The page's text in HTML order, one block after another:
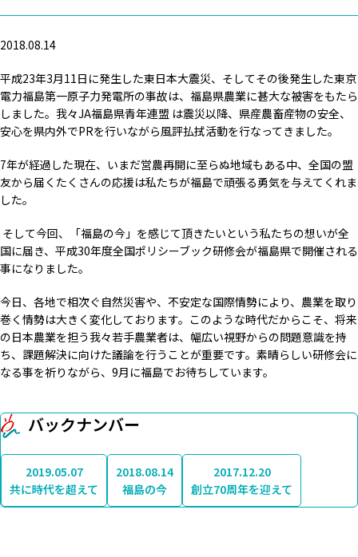
2018.08.14
平成23年3月11日に発生した東日本大震災、そしてその後発生した東京
電力福島第一原子力発電所の事故は、福島県農業に甚大な被害をもたら
しました。我々JA福島県青年連盟 は震災以降、県産農畜産物の安全、
安心を県内外でPRを行いながら風評払拭活動を行なってきました。
7年が経過した現在、いまだ営農再開に至らぬ地域もある中、全国の盟
友から届くたくさんの応援は私たちが福島で頑張る勇気を与えてくれま
した。
そして今回、「福島の今」を感じて頂きたいという私たちの想いが全
国に届き、平成30年度全国ポリシーブック研修会が福島県で開催される
事になりました。
今日、各地で相次ぐ自然災害や、不安定な国際情勢により、農業を取り
巻く情勢は大きく変化しております。このような時代だからこそ、将来
の日本農業を担う我々若手農業者は、幅広い視野からの問題意識を持
ち、課題解決に向けた議論を行うことが重要です。素晴らしい研修会に
なる事を祈りながら、9月に福島でお待ちしています。
バックナンバー
2019.05.07
共に時代を超えて
2018.08.14
福島の今
2017.12.20
創立70周年を迎えて